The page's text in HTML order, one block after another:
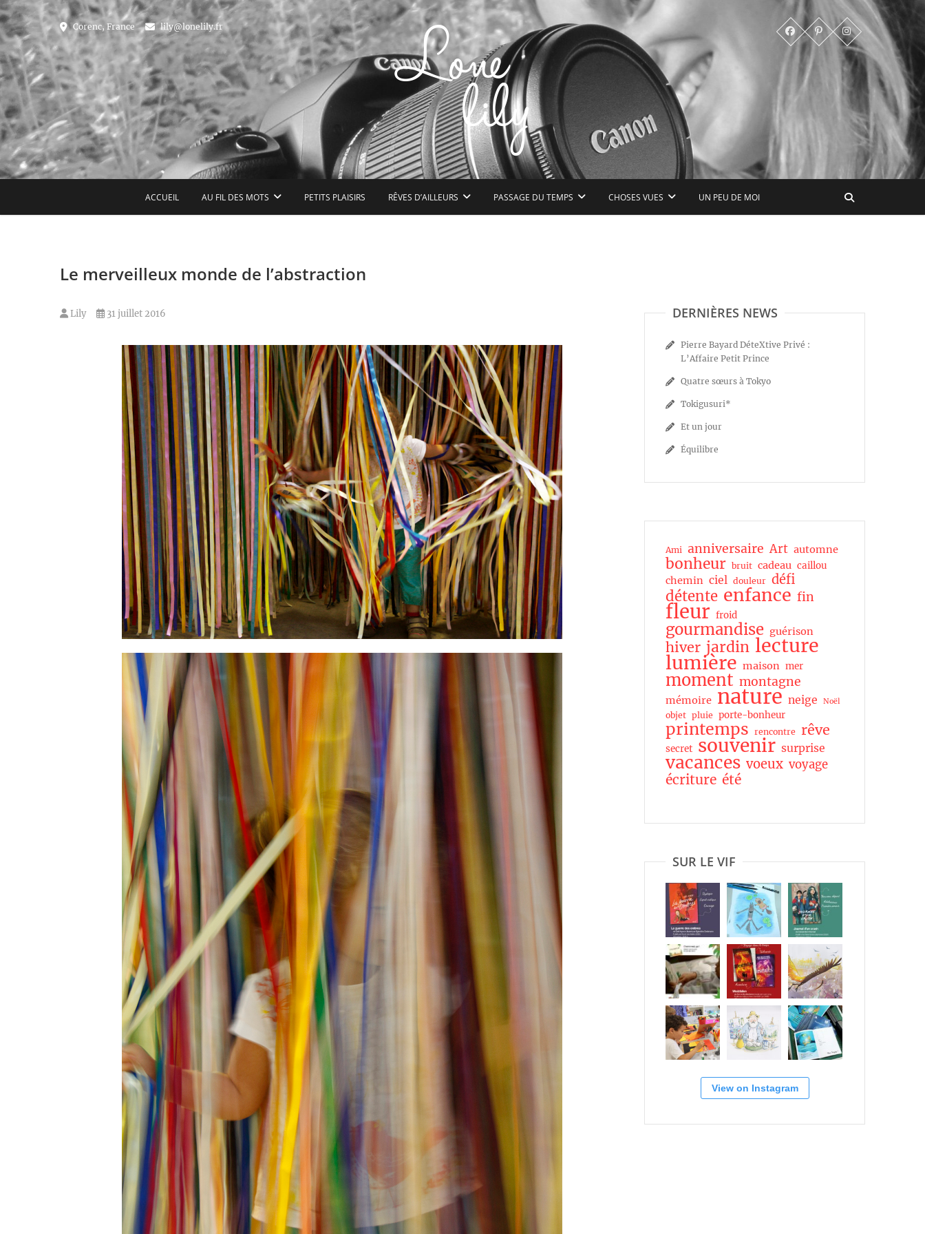
Skip
to
content
Corenc, France lily@lonelily.fr
Un peu de bonheur à l'état pur
ACCUEIL AU FIL DES MOTS PETITS PLAISIRS RÊVES D’AILLEURS PASSAGE DU TEMPS CHOSES VUES UN PEU DE MOI
Le merveilleux monde de l’abstraction
Lily 31 juillet 2016 DERNIÈRES NEWS
Pierre Bayard DéteXtive Privé :
L’Affaire Petit Prince
Quatre sœurs à Tokyo
Tokigusuri*
Et un jour
Équilibre
Ami anniversaire Art automne
bonheur bruit cadeau caillou
chemin ciel douleur défi
détente enfance fin
fleur froid
gourmandise guérison
hiver jardin lecture
lumière maison mer
moment montagne
mémoire nature neige Noël
objet pluie porte-bonheur
printemps rencontre rêve
secret souvenir surprise
vacances voeux voyage
écriture été
SUR LE VIF
View on Instagram